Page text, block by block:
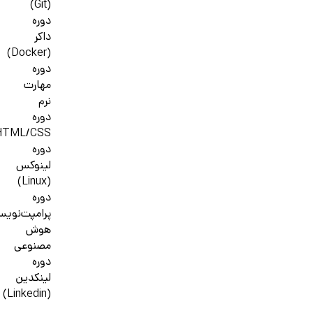
(Git)
دوره
داکر
(Docker)
دوره
مهارت
نرم
دوره
CSS
دوره
لینوکس
(Linux)
دوره
هوش
مصنوعی
دوره
لینکدین
(Linkedin)